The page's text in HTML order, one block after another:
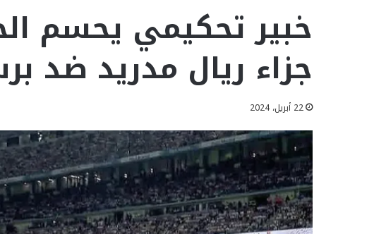
خبير تحكيمي يحسم
جزاء ريال مدريد ضد
22 أبريل، 2024